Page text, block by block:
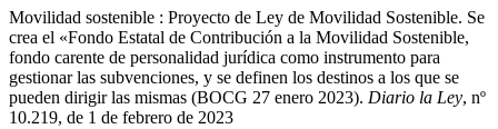
Movilidad sostenible : Proyecto de Ley de Movilidad Sostenible. Se
crea el «Fondo Estatal de Contribución a la Movilidad Sostenible,
fondo carente de personalidad jurídica como instrumento para
gestionar las subvenciones, y se definen los destinos a los que se
pueden dirigir las mismas (BOCG 27 enero 2023). Diario la Ley, nº
10.219, de 1 de febrero de 2023